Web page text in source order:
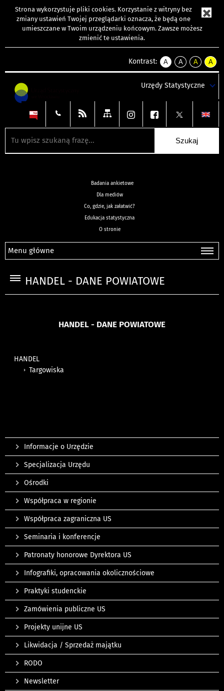
Strona wykorzystuje pliki cookies. Korzystanie z witryny bez
zmiany ustawień Twojej przeglądarki oznacza, że będą one
umieszczane w Twoim urządzeniu końcowym. Zawsze możesz
zmienić te ustawienia.
Kontrast:
A
kontrast
A
kontrast
tekst
czarnym
A
kontrast
tekst
czarnym
A
tekst
żółtym
Urzędy Statystyczne
Badania ankietowe
Dla mediów
Co, gdzie, jak załatwić?
Edukacja statystyczna
O stronie
Menu główne
HANDEL - DANE POWIATOWE
HANDEL - DANE POWIATOWE
HANDEL
Targowiska
Informacje o Urzędzie
Specjalizacja Urzędu
Ośrodki
Współpraca w regionie
Współpraca zagraniczna US
Seminaria i konferencje
Patronaty honorowe Dyrektora US
Infografiki, opracowania okolicznościowe
Praktyki studenckie
Zamówienia publiczne US
Projekty unijne US
Likwidacja / Sprzedaż majątku
RODO
Newsletter